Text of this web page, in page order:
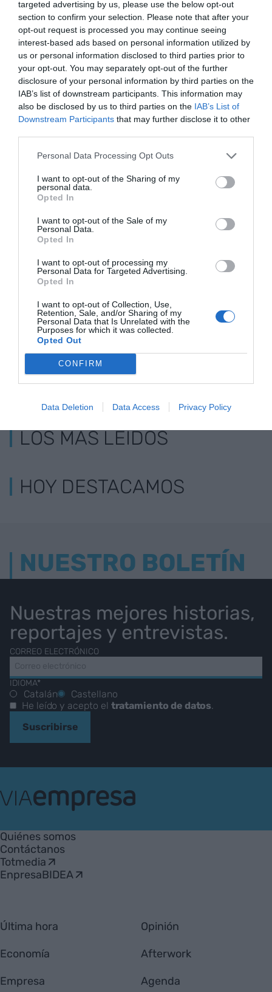
targeted advertising by us, please use the below opt-out
section to confirm your selection. Please note that after your
opt-out request is processed you may continue seeing
interest-based ads based on personal information utilized by
us or personal information disclosed to third parties prior to
your opt-out. You may separately opt-out of the further
disclosure of your personal information by third parties on the
IAB’s list of downstream participants. This information may
also be disclosed by us to third parties on the IAB’s List of
Downstream Participants that may further disclose it to other
Personal Data Processing Opt Outs
I want to opt-out of the Sharing of my
personal data.
Opted In
I want to opt-out of the Sale of my
Personal Data.
Opted In
I want to opt-out of processing my
Personal Data for Targeted Advertising.
Opted In
I want to opt-out of Collection, Use,
Retention, Sale, and/or Sharing of my
Personal Data that Is Unrelated with the
Purposes for which it was collected.
Opted Out
CONFIRM
Data Deletion Data Access Privacy Policy
actualidad
ACTIVAR AHORA
RELACIONADAS
Un Mobile World
Congress... lleno de
"curiosos" ladrones
La obra de Stanley
modernos
¿Una startup
LOS MÁS LEÍDOS
HOY DESTACAMOS
NUESTRO BOLETÍN
Nuestras mejores historias,
reportajes y entrevistas.
CORREO ELECTRÓNICO
IDIOMA*
Catalán
Castellano
He leído y acepto el tratamiento de datos
Suscribirse
Empresa
Quiénes somos
Contáctanos
Totmedia
EnpresaBIDEA
Última hora
Economía
Empresa
Opinión
Afterwork
Agenda